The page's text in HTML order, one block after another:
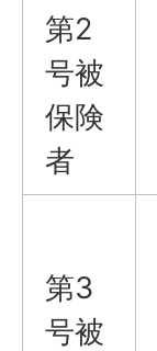
第2
号被
保険
者
第3
号被